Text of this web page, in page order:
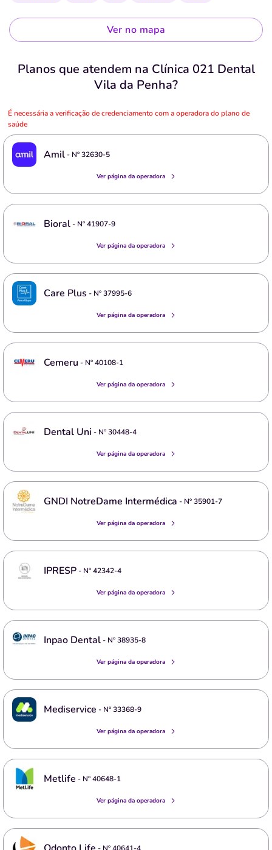
Ver no mapa
Planos que atendem na Clínica 021 Dental
Vila da Penha?
É necessária a verificação de credenciamento com a operadora do plano de
saúde
Amil- Nº32630-5
Ver página da operadora
Bioral- Nº41907-9
Ver página da operadora
Care Plus - Nº37995-6
Ver página da operadora
Cemeru - Nº40108-1
Ver página da operadora
Dental Uni - Nº30448-4
Ver página da operadora
GNDI NotreDame Intermédica - Nº35901-7
Ver página da operadora
IPRESP- Nº42342-4
Ver página da operadora
Inpao Dental- Nº38935-8
Ver página da operadora
Mediservice - Nº33368-9
Ver página da operadora
Metlife - Nº40648-1
Ver página da operadora